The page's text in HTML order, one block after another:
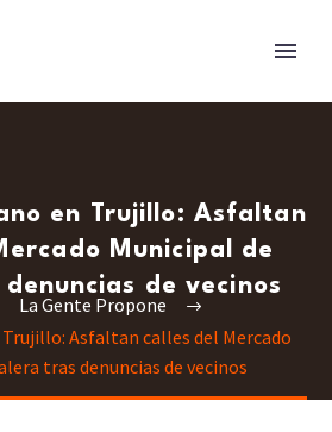
en Trujillo: Asfaltan
Municipal de
de vecinos
La Gente Propone
Asfaltan calles del Mercado
tras denuncias de vecinos